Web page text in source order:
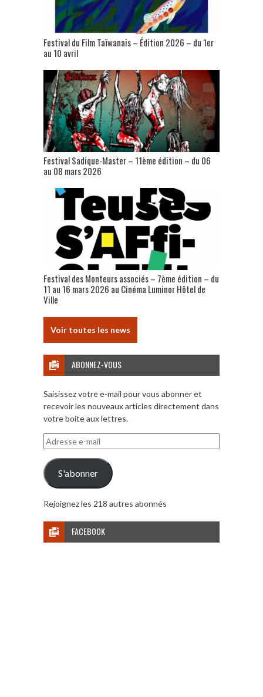
Festival du Film Taïwanais – Édition 2026 – du 1er
au 10 avril
Festival Sadique-Master – 11ème édition – du 06
au 08 mars 2026
Festival des Monteurs associés – 7ème édition – du
11 au 16 mars 2026 au Cinéma Luminor Hôtel de
Ville
Voir toutes les news
ABONNEZ-VOUS
Saisissez votre e-mail pour vous abonner et
recevoir les nouveaux articles directement dans
votre boite aux lettres.
Adresse
e-
mail
S'abonner
Rejoignez les 218 autres abonnés
FACEBOOK